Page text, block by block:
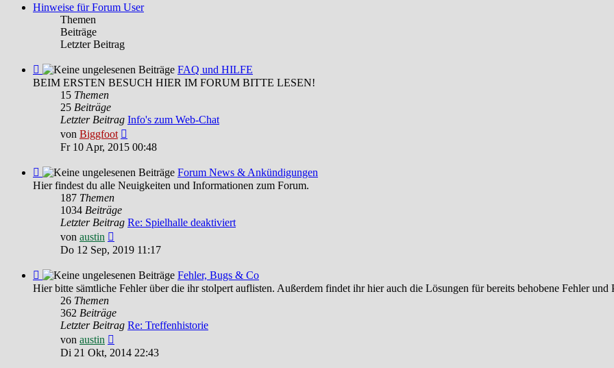
Hinweise für Forum User
Themen
Beiträge
Letzter Beitrag
Feed
-
HILFE
FAQ und HILFE
BEIM ERSTEN BESUCH HIER IM FORUM BITTE LESEN!
15 Themen
25 Beiträge
Letzter Beitrag Info's zum Web-Chat
von Biggfoot
Beitrag
Fr 10 Apr, 2015 00:48
Feed
-
Forum
News
Ankündigungen
Forum News & Ankündigungen
Hier findest du alle Neuigkeiten und Informationen zum Forum.
187 Themen
1034 Beiträge
Letzter Beitrag Re: Spielhalle deaktiviert
von austin
Beitrag
Do 12 Sep, 2019 11:17
Feed
-
Fehler,
Bugs
Fehler, Bugs & Co
Hier bitte sämtliche Fehler über die ihr stolpert auflisten. Außerdem findet ihr hier auch die Lösungen für bereits behobene Fehler und
26 Themen
362 Beiträge
Letzter Beitrag Re: Treffenhistorie
von austin
Beitrag
Di 21 Okt, 2014 22:43